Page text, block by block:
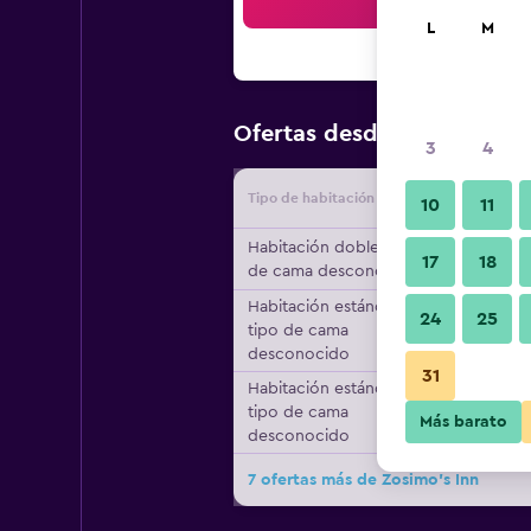
Ofertas desde Oferta
Tipo de habitación
Habitación doble, tipo
de cama desconocido
Habitación estándar,
tipo de cama
desconocido
Habitación estándar,
tipo de cama
desconocido
7 ofertas más de Zosimo's Inn
L M
3 4
10 11
17 18
24 25
31
Más barato